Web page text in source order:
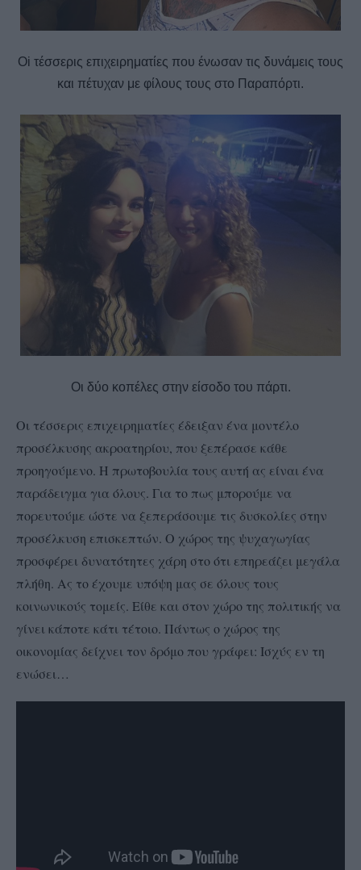
Oi τέσσερις επιχειρηματίες που ένωσαν τις δυνάμεις τους
και πέτυχαν με φίλους τους στο Παραπόρτι.
Οι δύο κοπέλες στην είσοδο του πάρτι.
Οι τέσσερις επιχειρηματίες έδειξαν ένα μοντέλο
προσέλκυσης ακροατηρίου, που ξεπέρασε κάθε
προηγούμενο. Η πρωτοβουλία τους αυτή ας είναι ένα
παράδειγμα για όλους. Για το πως μπορούμε να
πορευτούμε ώστε να ξεπεράσουμε τις δυσκολίες στην
προσέλκυση επισκεπτών. Ο χώρος της ψυχαγωγίας
προσφέρει δυνατότητες χάρη στο ότι επηρεάζει μεγάλα
πλήθη. Ας το έχουμε υπόψη μας σε όλους τους
κοινωνικούς τομείς. Είθε και στον χώρο της πολιτικής να
γίνει κάποτε κάτι τέτοιο. Πάντως ο χώρος της
οικονομίας δείχνει τον δρόμο που γράφει: Ισχύς εν τη
ενώσει…